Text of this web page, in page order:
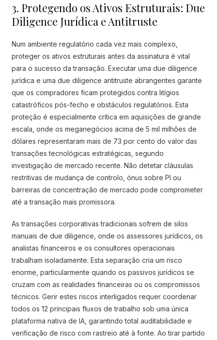
3. Protegendo os Ativos Estruturais: Due
Diligence Jurídica e Antitruste
Num ambiente regulatório cada vez mais complexo,
proteger os ativos estruturais antes da assinatura é vital
para o sucesso da transação. Executar uma due diligence
jurídica e uma due diligence antitruste abrangentes garante
que os compradores ficam protegidos contra litígios
catastróficos pós-fecho e obstáculos regulatórios. Esta
proteção é especialmente crítica em aquisições de grande
escala, onde os meganegócios acima de 5 mil milhões de
dólares representaram mais de 73 por cento do valor das
transações tecnológicas estratégicas, segundo
investigação de mercado recente. Não detetar cláusulas
restritivas de mudança de controlo, ónus sobre PI ou
barreiras de concentração de mercado pode comprometer
até a transação mais promissora.
As transações corporativas tradicionais sofrem de silos
manuais de due diligence, onde os assessores jurídicos, os
analistas financeiros e os consultores operacionais
trabalham isoladamente. Esta separação cria um risco
enorme, particularmente quando os passivos jurídicos se
cruzam com as realidades financeiras ou os compromissos
técnicos. Gerir estes riscos interligados requer coordenar
todos os 12 principais fluxos de trabalho sob uma única
plataforma nativa de IA, garantindo total auditabilidade e
verificação de risco com rastreio até à fonte. Ao tirar partido